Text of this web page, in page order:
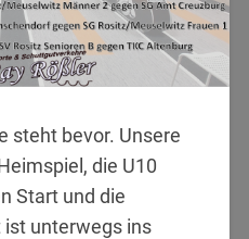
steht bevor. Unsere
die U10
Start und die
unterwegs ins